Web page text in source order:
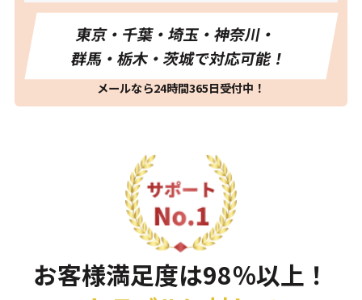
東京・千葉・埼玉・神奈川・
群馬・栃木・茨城で対応可能！
メールなら24時間365日受付中！
お客様満足度は98％以上！